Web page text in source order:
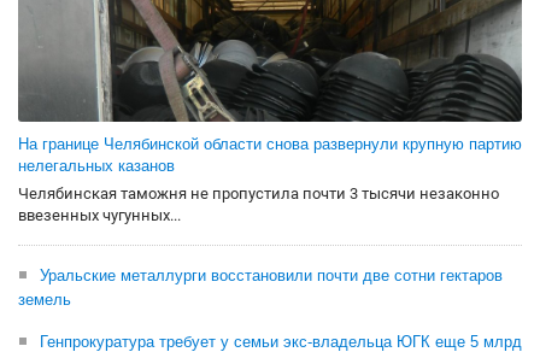
На границе Челябинской области снова развернули крупную партию
нелегальных казанов
Челябинская таможня не пропустила почти 3 тысячи незаконно
ввезенных чугунных...
Уральские металлурги восстановили почти две сотни гектаров
земель
Генпрокуратура требует у семьи экс-владельца ЮГК еще 5 млрд